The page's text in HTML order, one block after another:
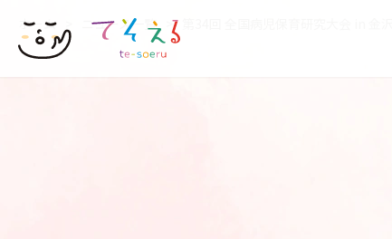
ホーム ニュース一覧 >